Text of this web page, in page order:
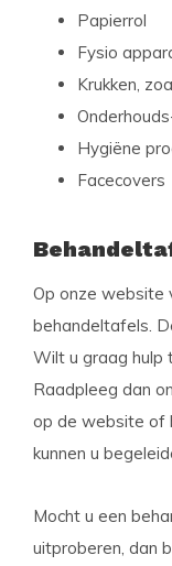
Papierrol
Fysio
Krukken,
Hygiëne
Facecovers
Op onze website
behandeltafels.
Wilt u graag hulp
Raadpleeg dan
op de website of
kunnen u
Mocht u een
uitproberen, dan